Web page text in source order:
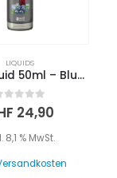
LIQUIDS
Hoke Liquid 50ml – Blueberry Ice Tea “SHORTFILL“
out of 5
24,90
8,1 % MwSt.